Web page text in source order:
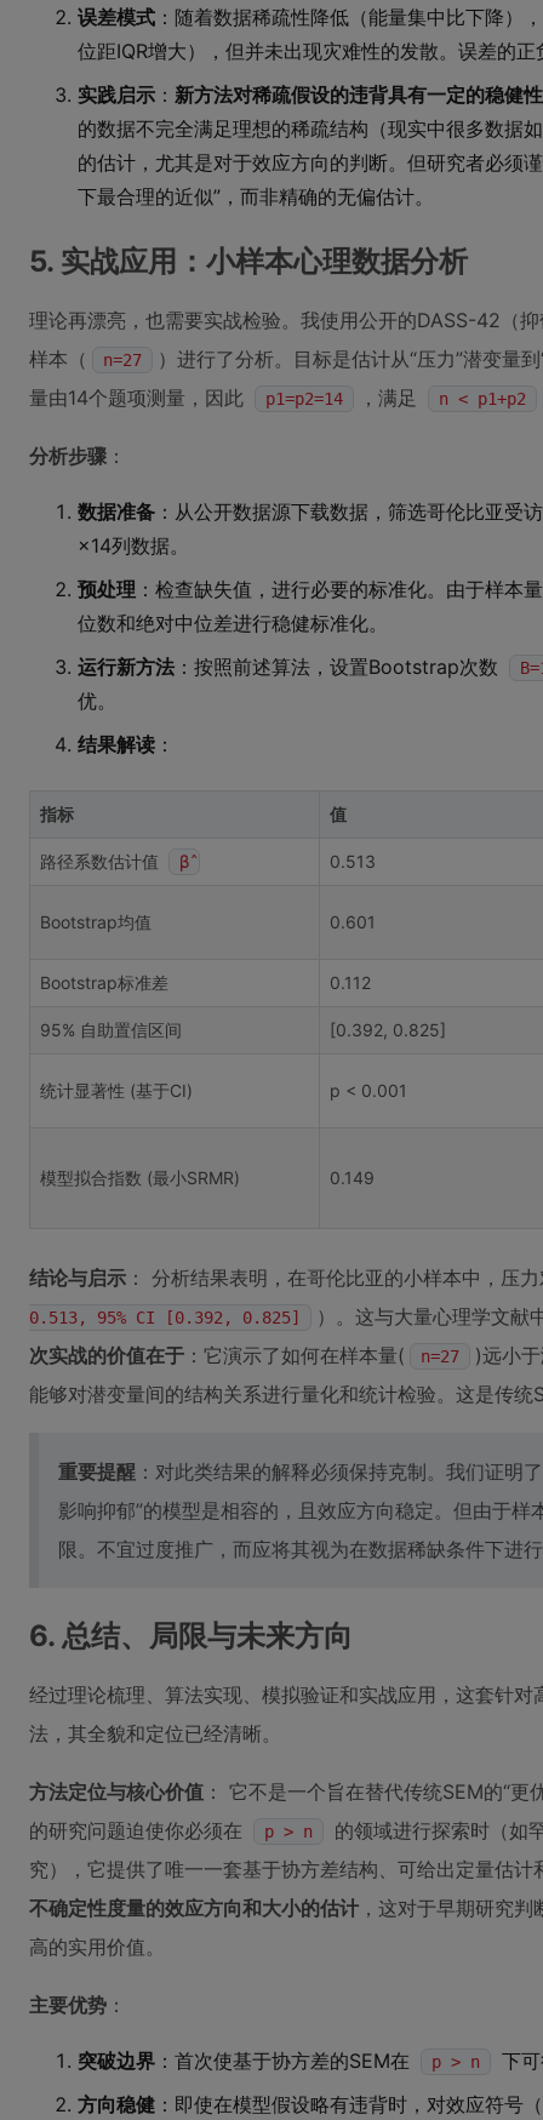
误差模式 ：随着数据稀疏性降低（能量集中比下降）
位距IQR增大），但并未出现灾难性的发散。误差的
实践启示 ： 新方法对稀疏假设的违背具有一定的稳健
的数据不完全满足理想的稀疏结构（现实中很多数据
的估计，尤其是对于效应方向的判断。但研究者必须
下最合理的近似”，而非精确的无偏估计。
5. 实战应用：小样本心理数据分析
理论再漂亮，也需要实战检验。我使用公开的DASS-42（
样本（
n=27
）进行了分析。目标是估计从“压力”潜变量
量由14个题项测量，因此
p1=p2=14 ，满足 n < p1+p2
分析步骤 ：
数据准备 ：从公开数据源下载数据，筛选哥伦比亚受
×14列数据。
预处理 ：检查缺失值，进行必要的标准化。由于样本
位数和绝对中位差进行稳健标准化。
运行新方法 ：按照前述算法，设置Bootstrap次数
优。
结果解读 ：
指标 值
路径系数估计值 β̂ 0.513
Bootstrap均值 0.601
Bootstrap标准差 0.112
95% 自助置信区间 [0.392, 0.825]
统计显著性 (基于CI) p < 0.001
模型拟合指数 (最小SRMR) 0.149
结论与启示 ： 分析结果表明，在哥伦比亚的小样本中，压
0.513, 95% CI [0.392, 0.825]
）。这与大量心理学文献
次实战的价值在于 ：它演示了如何在样本量( n=27
)远小
能够对潜变量间的结构关系进行量化和统计检验。这是传统
重要提醒 ：对此类结果的解释必须保持克制。我们证明
影响抑郁”的模型是相容的，且效应方向稳定。但由于
限。不宜过度推广，而应将其视为在数据稀缺条件下进
6. 总结、局限与未来方向
经过理论梳理、算法实现、模拟验证和实战应用，这套针
法，其全貌和定位已经清晰。
方法定位与核心价值 ： 它不是一个旨在替代传统SEM的“更
的研究问题迫使你必须在
p > n
的领域进行探索时（如
究），它提供了唯一一套基于协方差结构、可给出定量估
不确定性度量的效应方向和大小的估计 ，这对于早期研究
高的实用价值。
主要优势 ：
突破边界 ：首次使基于协方差的SEM在 p > n
下
方向稳健 ：即使在模型假设略有违背时，对效应符号